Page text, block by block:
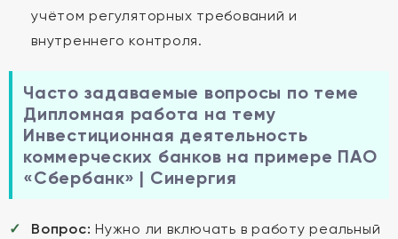
учётом регуляторных требований и
внутреннего контроля.
Часто задаваемые вопросы по теме
Дипломная работа на тему
Инвестиционная деятельность
коммерческих банков на примере ПАО
«Сбербанк» | Синергия
Вопрос: Нужно ли включать в работу реальный